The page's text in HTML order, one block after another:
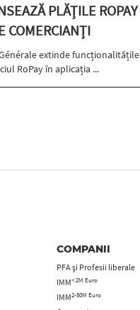
PLĂȚILE ROPAY
COMERCIANȚI
extinde funcționalitățile
RoPay în aplicația ...
COMPANII
PFA şi Profesii liberale
IMM< 2M Euro
IMM2-50M Euro